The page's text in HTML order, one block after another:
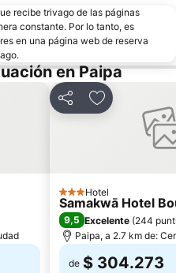
recibe trivago de las páginas
constante. Por lo tanto, es
en una página web de reserva
en Paipa
CompartirAgregar a
3 Estrellas
Hotel
Samakwā Hotel
9,5 Excelente (244
Paipa, a 2.7 km de:
de $ 304.273